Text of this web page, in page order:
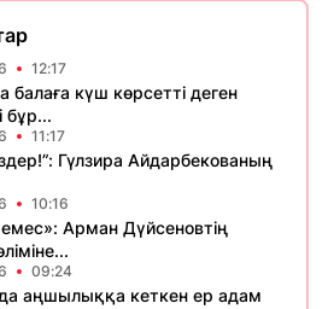
12:17
балаға күш көрсетті деген
бұр...
11:17
Гүлзира Айдарбекованың
10:16
Арман Дүйсеновтің
09:24
аңшылыққа кеткен ер адам